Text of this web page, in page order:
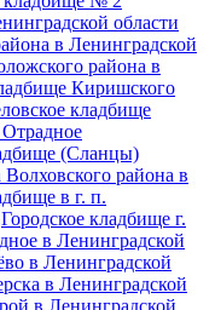
области
в Ленинградской
района в
Киришского
кладбище
(Сланцы)
района в
в г. п.
Городское кладбище г.
в Ленинградской
в Ленинградской
в Ленинградской
в Ленинградской